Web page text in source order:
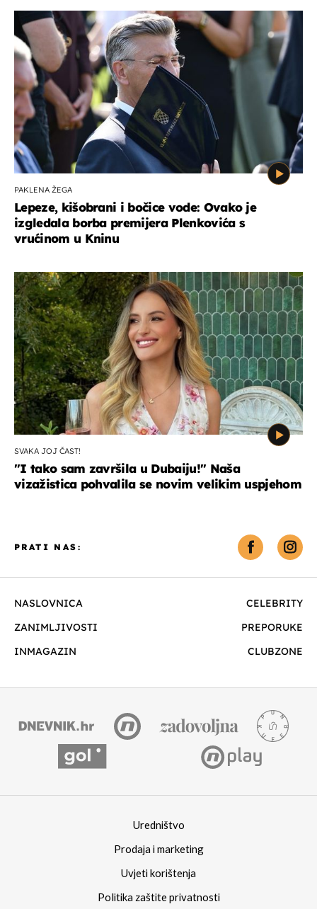
PAKLENA ŽEGA
Lepeze, kišobrani i bočice vode: Ovako je
izgledala borba premijera Plenkovića s
vrućinom u Kninu
SVAKA JOJ ČAST!
"I tako sam završila u Dubaiju!" Naša
vizažistica pohvalila se novim velikim uspjehom
NASLOVNICA
CELEBRITY
ZANIMLJIVOSTI
PREPORUKE
INMAGAZIN
CLUBZONE
PRATI NAS:
Uredništvo
Prodaja i marketing
Uvjeti korištenja
Politika zaštite privatnosti